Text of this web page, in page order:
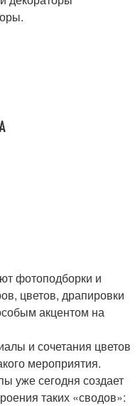
Арка из бумаги
Ткань для свадебной
арки
фотоподборки и
цветов, драпировки
акцентом на
и сочетания цветов
мероприятия.
уже сегодня создает
таких «сводов»: